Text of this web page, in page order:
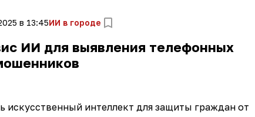
в 13:45ИИ в городе
ИИ для выявления телефонных
искусственный интеллект для защиты граждан от